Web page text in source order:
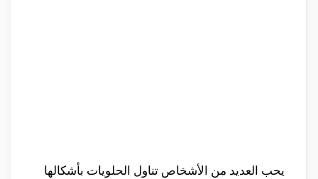
يحب العديد من الأشخاص تناول الحلويات بأشكالها